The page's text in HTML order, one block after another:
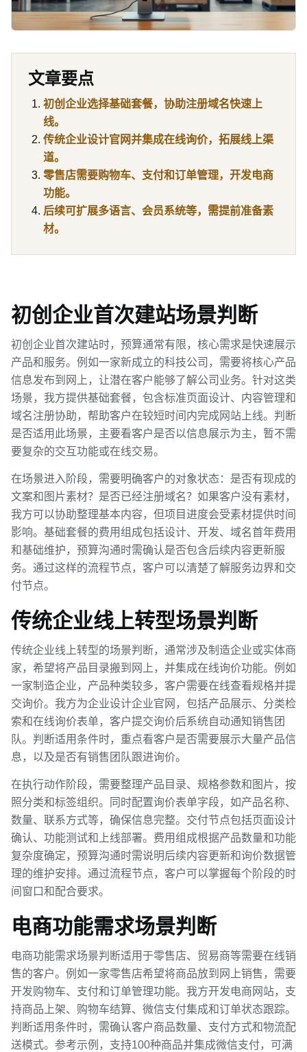
文章要点
初创企业选择基础套餐，协助注册域名快速上
线。
传统企业设计官网并集成在线询价，拓展线上渠
道。
零售店需要购物车、支付和订单管理，开发电商
功能。
后续可扩展多语言、会员系统等，需提前准备素
材。
初创企业首次建站场景判断
初创企业首次建站时，预算通常有限，核心需求是快速展示
产品和服务。例如一家新成立的科技公司，需要将核心产品
信息发布到网上，让潜在客户能够了解公司业务。针对这类
场景，我方提供基础套餐，包含标准页面设计、内容管理和
域名注册协助，帮助客户在较短时间内完成网站上线。判断
是否适用此场景，主要看客户是否以信息展示为主，暂不需
要复杂的交互功能或在线交易。
在场景进入阶段，需要明确客户的对象状态：是否有现成的
文案和图片素材？是否已经注册域名？如果客户没有素材，
我方可以协助整理基本内容，但项目进度会受素材提供时间
影响。基础套餐的费用组成包括设计、开发、域名首年费用
和基础维护，预算沟通时需确认是否包含后续内容更新服
务。通过这样的流程节点，客户可以清楚了解服务边界和交
付节点。
传统企业线上转型场景判断
传统企业线上转型的场景判断，通常涉及制造企业或实体商
家，希望将产品目录搬到网上，并集成在线询价功能。例如
一家制造企业，产品种类较多，客户需要在线查看规格并提
交询价。我方为企业设计企业官网，包括产品展示、分类检
索和在线询价表单，客户提交询价后系统自动通知销售团
队。判断适用条件时，重点看客户是否需要展示大量产品信
息，以及是否有销售团队跟进询价。
在执行动作阶段，需要整理产品目录、规格参数和图片，按
照分类和标签组织。同时配置询价表单字段，如产品名称、
数量、联系方式等，确保信息完整。交付节点包括页面设计
确认、功能测试和上线部署。费用组成根据产品数量和功能
复杂度确定，预算沟通时需说明后续内容更新和询价数据管
理的维护安排。通过流程节点，客户可以掌握每个阶段的时
间窗口和配合要求。
电商功能需求场景判断
电商功能需求场景判断适用于零售店、贸易商等需要在线销
售的客户。例如一家零售店希望将商品放到网上销售，需要
开发购物车、支付和订单管理功能。我方开发电商网站，支
持商品上架、购物车结算、微信支付集成和订单状态跟踪。
判断适用条件时，需确认客户商品数量、支付方式和物流配
送模式。参考示例，支持100种商品并集成微信支付，可满